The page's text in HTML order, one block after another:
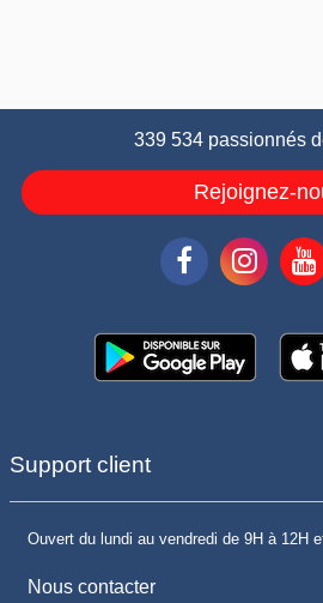
339 534 passionnés
Rejoignez-
Support client
Ouvert du lundi au vendredi de 9H à 12H
Nous contacter